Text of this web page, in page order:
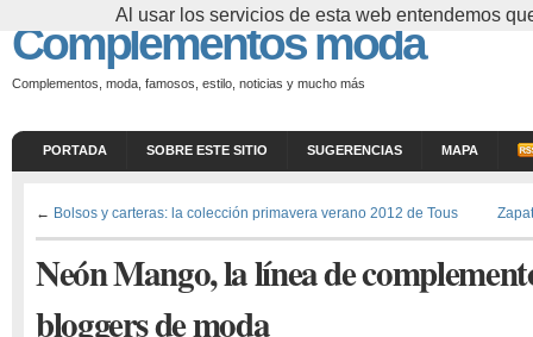
Complementos moda
Complementos, moda, famosos, estilo, noticias y mucho más
PORTADA SOBRE ESTE SITIO SUGERENCIAS MAPA
← Bolsos y carteras: la colección primavera verano 2012 de Tous
Neón Mango, la línea de
bloggers de moda
Al usar los servicios de esta web entendemos